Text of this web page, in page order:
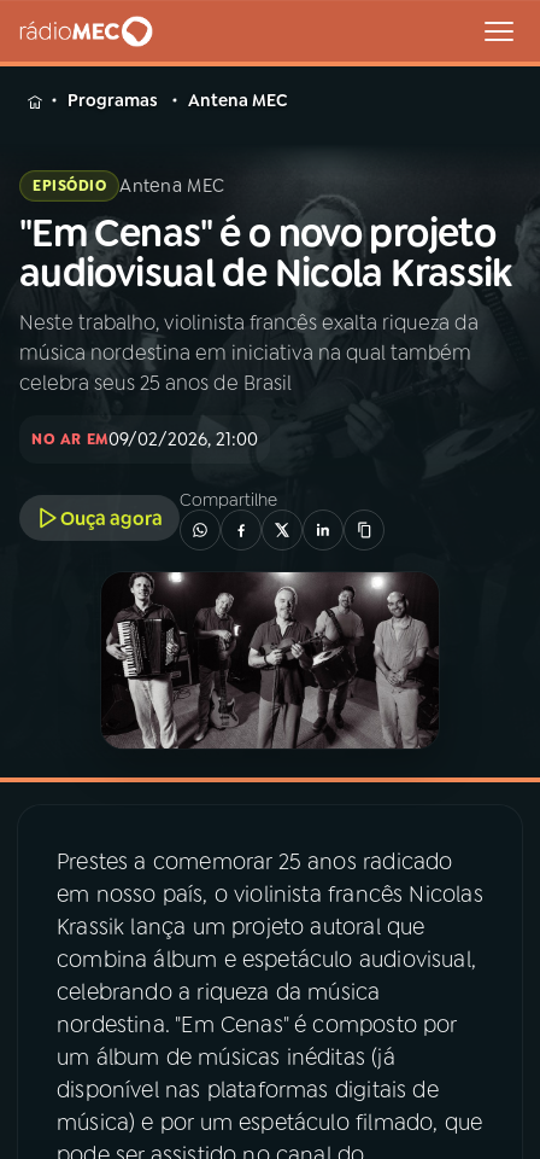
MENU
Buscar
na
Rádio
MEC
Buscar
Início AO VIVO
01INÍCIO
02A RÁDIO
PROGRAMAÇÃO
PROGRAMAS
ÚLTIMAS
08PRÊMIO RÁDIO MEC
ACOMPANHE A RÁDIO MEC
YouTube Facebook
Programas Antena MEC
EPISÓDIO Antena MEC
"Em Cenas" é o novo projeto
audiovisual de Nicola Krassik
Neste trabalho, violinista francês exalta riqueza da
música nordestina em iniciativa na qual também
celebra seus 25 anos de Brasil
NO AR EM09/02/2026, 21:00
Ouça agora
Compartilhe
Prestes a comemorar 25 anos radicado
em nosso país, o violinista francês Nicolas
Krassik lança um projeto autoral que
combina álbum e espetáculo audiovisual,
celebrando a riqueza da música
nordestina. "Em Cenas" é composto por
um álbum de músicas inéditas (já
disponível nas plataformas digitais de
música) e por um espetáculo filmado, que